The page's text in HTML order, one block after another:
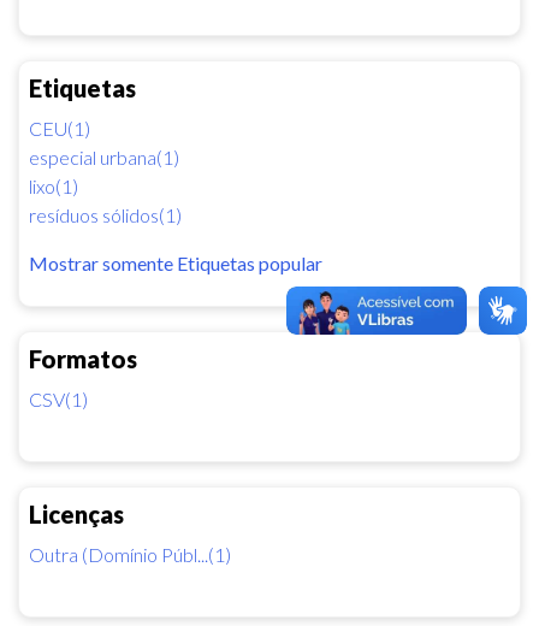
Etiquetas
CEU(1)
especial urbana(1)
lixo(1)
resíduos sólidos(1)
Mostrar somente Etiquetas popular
Formatos
CSV(1)
Licenças
Outra (Domínio Públ...(1)